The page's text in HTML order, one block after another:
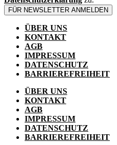
FÜR NEWSLETTER ANMELDEN
ÜBER UNS
KONTAKT
AGB
IMPRESSUM
DATENSCHUTZ
BARRIEREFREIHEIT
ÜBER UNS
KONTAKT
AGB
IMPRESSUM
DATENSCHUTZ
BARRIEREFREIHEIT